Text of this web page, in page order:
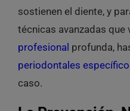
sostienen el diente, y
técnicas avanzadas que
profesional profunda,
periodontales
caso.